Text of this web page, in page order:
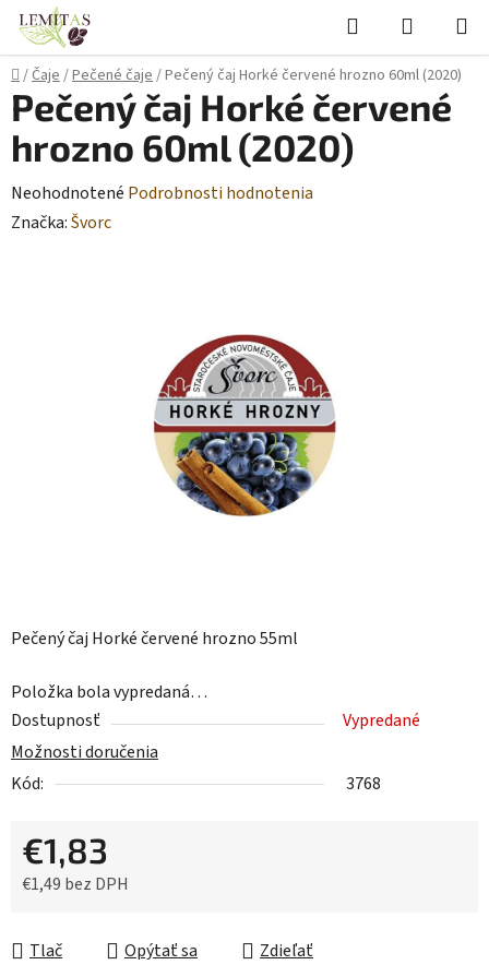
Prejsť
obsah
Hľadať
KOŠÍK
Domov
/Čaje/Pečené čaje/Pečený čaj Horké červené hrozno 60ml (2020)
Pečený čaj Horké červené hrozno 55ml
Položka bola vypredaná…
Dostupnosť
Vypredané
Možnosti doručenia
Kód:
3768
€1,83
€1,49 bez DPH
Tlač
Opýtať sa Zdieľať
Pečený čaj Horké červené
hrozno 60ml (2020)
Priemerné
hodnotenie
Neohodnotené Podrobnosti hodnotenia
Značka:Švorc